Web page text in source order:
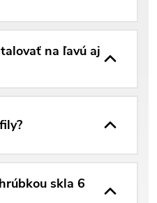
na ľavú aj
skla 6